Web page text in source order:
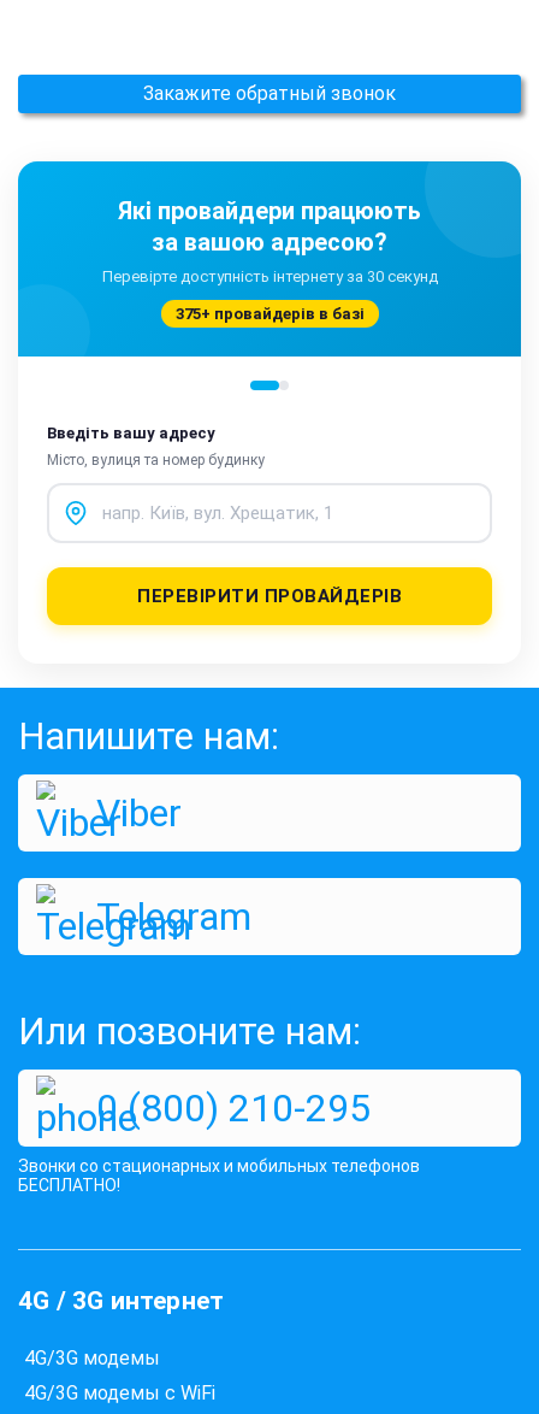
Закажите обратный звонок
Які провайдери працюють
за вашою адресою?
Перевірте доступність інтернету за 30 секунд
375+ провайдерів в базі
Введіть вашу адресу
Місто, вулиця та номер будинку
ПЕРЕВІРИТИ ПРОВАЙДЕРІВ
Напишите нам:
Viber
Telegram
Или позвоните нам:
0 (800) 210-295
Звонки со стационарных и мобильных телефонов
БЕСПЛАТНО!
4G / 3G интернет
4G/3G модемы
4G/3G модемы с WiFi